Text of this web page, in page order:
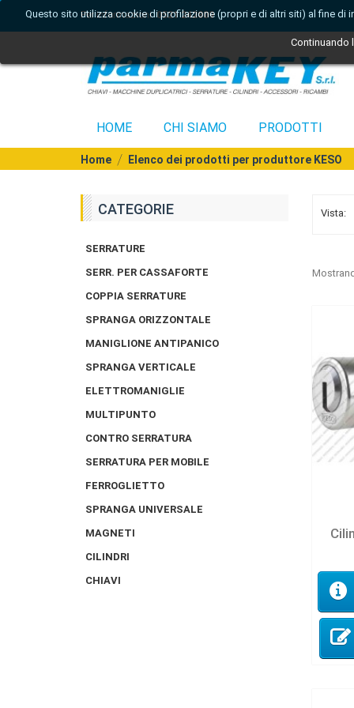
Per informazioni:0521 242809
HOME CHI SIAMO PRODOTTI
Questo sito utilizza cookie di profilazione (propri e di altri siti) al fine di
Continuando
Home Elenco dei prodotti per produttore KESO
CATEGORIE
SERRATURE
SERR. PER CASSAFORTE
COPPIA SERRATURE
SPRANGA ORIZZONTALE
MANIGLIONE ANTIPANICO
SPRANGA VERTICALE
ELETTROMANIGLIE
MULTIPUNTO
CONTRO SERRATURA
SERRATURA PER MOBILE
FERROGLIETTO
SPRANGA UNIVERSALE
MAGNETI
CILINDRI
CHIAVI
Vista: